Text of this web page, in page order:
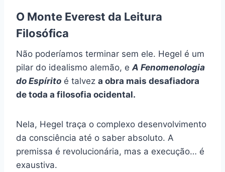
O Monte Everest da Leitura
Filosófica
Não poderíamos terminar sem ele. Hegel é um
pilar do idealismo alemão, e A Fenomenologia
do Espírito é talvez a obra mais desafiadora
de toda a filosofia ocidental.
Nela, Hegel traça o complexo desenvolvimento
da consciência até o saber absoluto. A
premissa é revolucionária, mas a execução… é
exaustiva.